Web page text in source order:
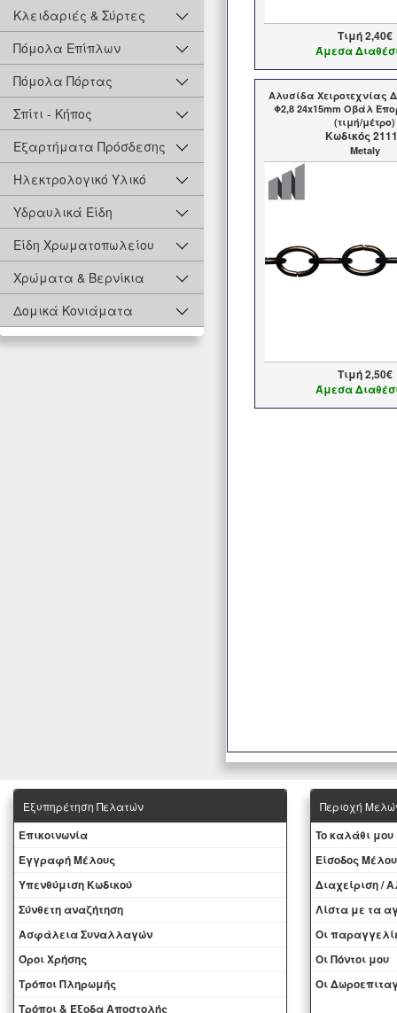
Κλειδαριές & Σύρτες
Πόμολα Επίπλων
Πόμολα Πόρτας
Σπίτι - Κήπος
Εξαρτήματα Πρόσδεσης
Ηλεκτρολογικό Υλικό
Υδραυλικά Είδη
Είδη Χρωματοπωλείου
Χρώματα & Βερνίκια
Δομικά Κονιάματα
Τιμή2,40€
Άμεσα
Αλυσίδα Χειροτεχνίας
Φ2,8 24x15mm Οβάλ
(τιμή/μέτρο)
Kωδικός
Metaly
Τιμή2,50€
Άμεσα
Εξυπηρέτηση Πελατών
Eπικοινωνία
Εγγραφή Μέλους
Yπενθύμιση Κωδικού
Σύνθετη αναζήτηση
Ασφάλεια Συναλλαγών
Όροι Χρήσης
Τρόποι Πληρωμής
Τρόποι & Έξοδα Αποστολής
Περιοχή
To καλάθι μου
Eίσοδος
Διαχείριση /
Λίστα με τα
Oι
Οι Πόντοι μου
Oι